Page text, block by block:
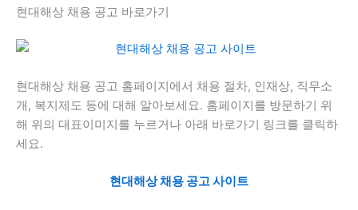
현대해상 채용 공고 바로가기
현대해상 채용 공고 홈페이지에서 채용 절차, 인재상, 직무소
개, 복지제도 등에 대해 알아보세요. 홈페이지를 방문하기 위
해 위의 대표이미지를 누르거나 아래 바로가기 링크를 클릭하
세요.
현대해상 채용 공고 사이트